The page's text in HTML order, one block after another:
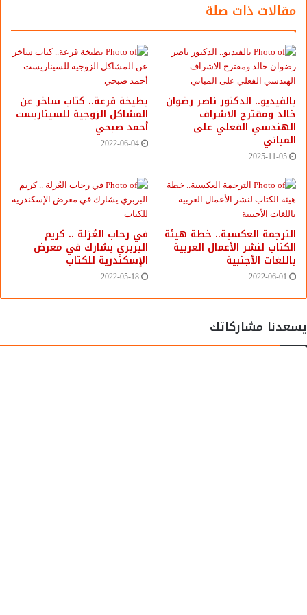
مقالات ذات صلة
بالفيديو.. ‎الدكتور ناصر رضوان
خالد ومقترح الاشراف
الهندسي الفعلي على
المباني
2025-11-05
بطيخة قرعة.. كتاب ساخر عن
المشاكل الزوجية للسيناريست
أحمد صبحي
2022-06-04
الترجمة العكسية.. خطة هيئة
الكتاب لنشر الأعمال العربية
باللغات الأجنبية
2022-06-01
في رحاب العُزلة .. كريم
البربري يشارك في معرض
الإسكندرية للكتاب
2022-05-18
يسعدنا مشاركاتك